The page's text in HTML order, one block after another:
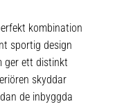
kombination
sportig design
ger ett distinkt
skyddar
de inbyggda